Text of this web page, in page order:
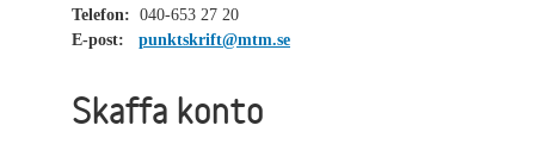
Telefon: 040-653 27 20
E-post:
punktskrift@mtm.se
Skaffa konto